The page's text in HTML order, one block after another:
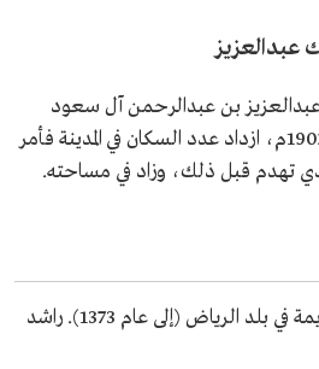
عبدالعزيز
بن عبدالرحمن آل سعود
مدينة الرياض عام 1319هـ/1902م، ازداد عدد السكان في المدينة فأمر
تهدم قبل ذلك، وزاد في مساحته.
تاريخ المساجد والأوقاف القديمة في بلد الرياض (إلى عام 1373). راشد